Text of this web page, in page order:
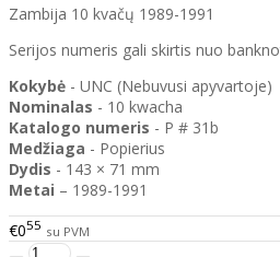
Zambija 10 kvačų 1989-1991
Serijos numeris gali skirtis nuo
Kokybė - UNC (Nebuvusi apyvartoje)
Nominalas - 10 kwacha
Katalogo numeris - P # 31b
Medžiaga - Popierius
Dydis - 143 × 71 mm
Metai – 1989-1991
€055 su PVM